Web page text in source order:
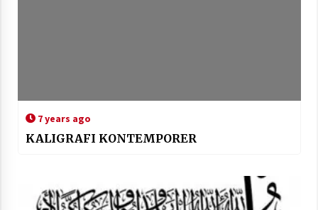
7 years ago
KALIGRAFI KONTEMPORER